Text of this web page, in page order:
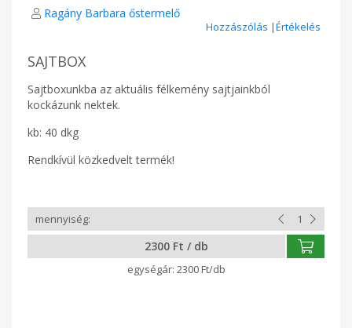
Ragány Barbara őstermelő
Hozzászólás |Értékelés
SAJTBOX
Sajtboxunkba az aktuális félkemény sajtjainkból
kockázunk nektek.
kb: 40 dkg
Rendkívül közkedvelt termék!
2300 Ft / db
2300 Ft/db